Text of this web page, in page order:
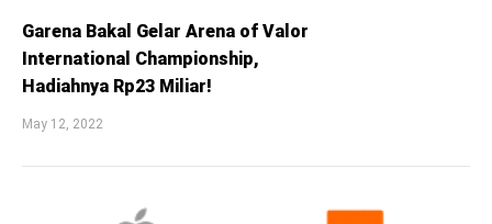
Garena Bakal Gelar Arena of Valor
International Championship,
Hadiahnya Rp23 Miliar!
May 12, 2022